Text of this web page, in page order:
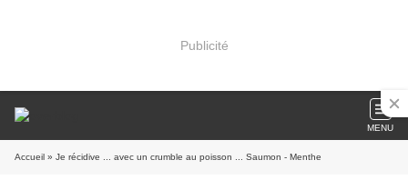
Publicité
MENU
Accueil » Je récidive ... avec un crumble au poisson ... Saumon - Menthe